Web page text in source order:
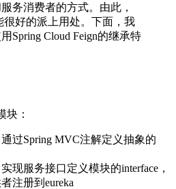
务消费者的方式。由此，
很好的派上用处。下面，我
Spring Cloud Feign的继承特
块：
过Spring MVC注解定义抽象的
现服务接口定义模块的interface，
注册到eureka